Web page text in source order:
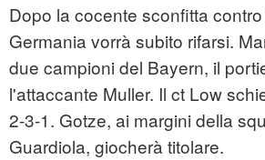
Dopo la cocente sconfitta
Germania vorrà subito rifarsi.
due campioni del Bayern, il
l'attaccante Muller. Il ct Low
2-3-1. Gotze, ai margini della
Guardiola, giocherà titolare.